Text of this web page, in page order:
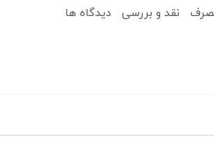
نقد و بررسی دیدگاه ها